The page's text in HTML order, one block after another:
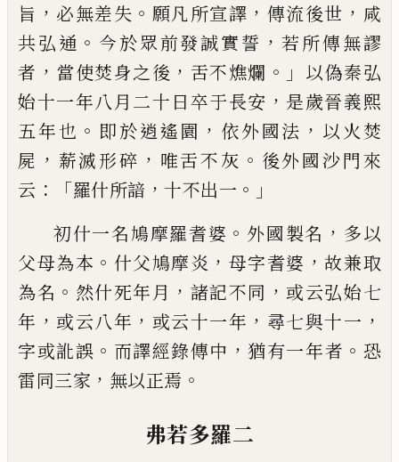
旨 ， 必無差失 。 願凡所宣譯 ， 傳流後世 ， 咸
共弘通 。 今於眾前發誠實誓 ，若所傳無謬
者 ， 當使焚身之後 ， 舌不燋爛 。」 以偽秦弘
始十一年八月二十日卒于長安 ， 是歲晉義熙
五年也 。 即於逍遙園 ， 依外國法 ， 以火焚
屍 ， 薪滅形碎 ， 唯舌不灰 。 後外國沙門來
云 ：「羅什所諳 ， 十不出一 。」
初什一名鳩摩羅耆婆 。 外國製名 ， 多以
父母為本 。 什父鳩摩炎 ， 母字耆婆 ，故兼取
為名 。 然什死年月 ， 諸記不同 ， 或云弘始七
年 ， 或云八年 ， 或云十一年 ， 尋七與十一 ，
字或訛誤 。 而譯經錄傳中 ，猶有一年者 。 恐
雷同三家 ， 無以正焉 。
弗若多羅二